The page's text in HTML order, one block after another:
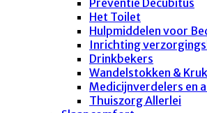
Preventie Decubitus
Het Toilet
Hulpmiddelen voor
Inrichting
Drinkbekers
Wandelstokken &
Medicijnverdelers en
Thuiszorg Allerlei